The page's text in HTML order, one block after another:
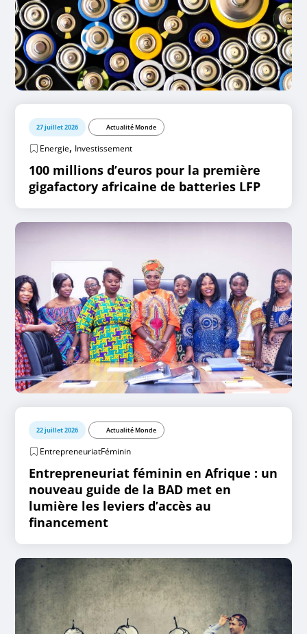
27 juillet 2026 Actualité Monde
Energie, Investissement
100 millions d’euros pour la première
gigafactory africaine de batteries LFP
22 juillet 2026 Actualité Monde
EntrepreneuriatFéminin
Entrepreneuriat féminin en Afrique : un
nouveau guide de la BAD met en
lumière les leviers d’accès au
financement